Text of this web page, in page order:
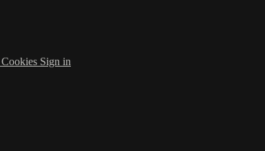
Cookies Sign in